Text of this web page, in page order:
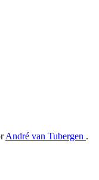
André van Tubergen .